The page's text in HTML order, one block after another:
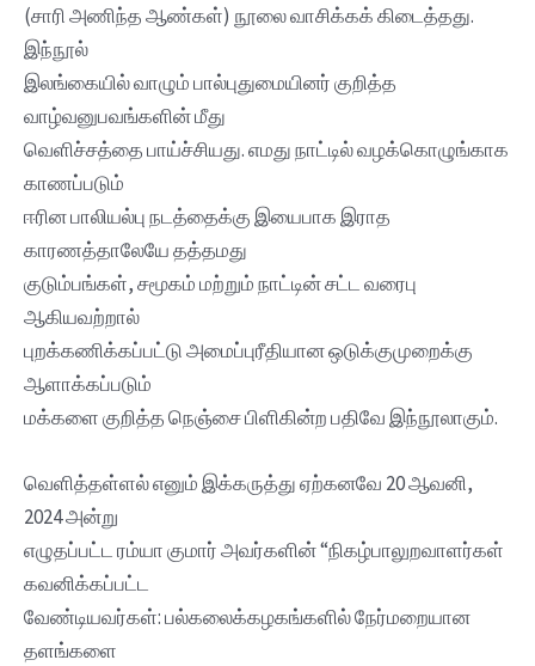
(சாரி அணிந்த ஆண்கள்) நூலை வாசிக்கக் கிடைத்தது.
இந்நூல்
இலங்கையில் வாழும் பால்புதுமையினர் குறித்த
வாழ்வனுபவங்களின் மீது
வெளிச்சத்தை பாய்ச்சியது. எமது நாட்டில் வழக்கொழுங்காக
காணப்படும்
ஈரின பாலியல்பு நடத்தைக்கு இயைபாக இராத
காரணத்தாலேயே தத்தமது
குடும்பங்கள், சமூகம் மற்றும் நாட்டின் சட்ட வரைபு
ஆகியவற்றால்
புறக்கணிக்கப்பட்டு அமைப்புரீதியான ஒடுக்குமுறைக்கு
ஆளாக்கப்படும்
மக்களை குறித்த நெஞ்சை பிளிகின்ற பதிவே இந்நூலாகும்.
வெளித்தள்ளல் எனும் இக்கருத்து ஏற்கனவே 20 ஆவனி,
2024 அன்று
எழுதப்பட்ட ரம்யா குமார் அவர்களின் “நிகழ்பாலுறவாளர்கள்
கவனிக்கப்பட்ட
வேண்டியவர்கள்: பல்கலைக்கழகங்களில் நேர்மறையான
தளங்களை